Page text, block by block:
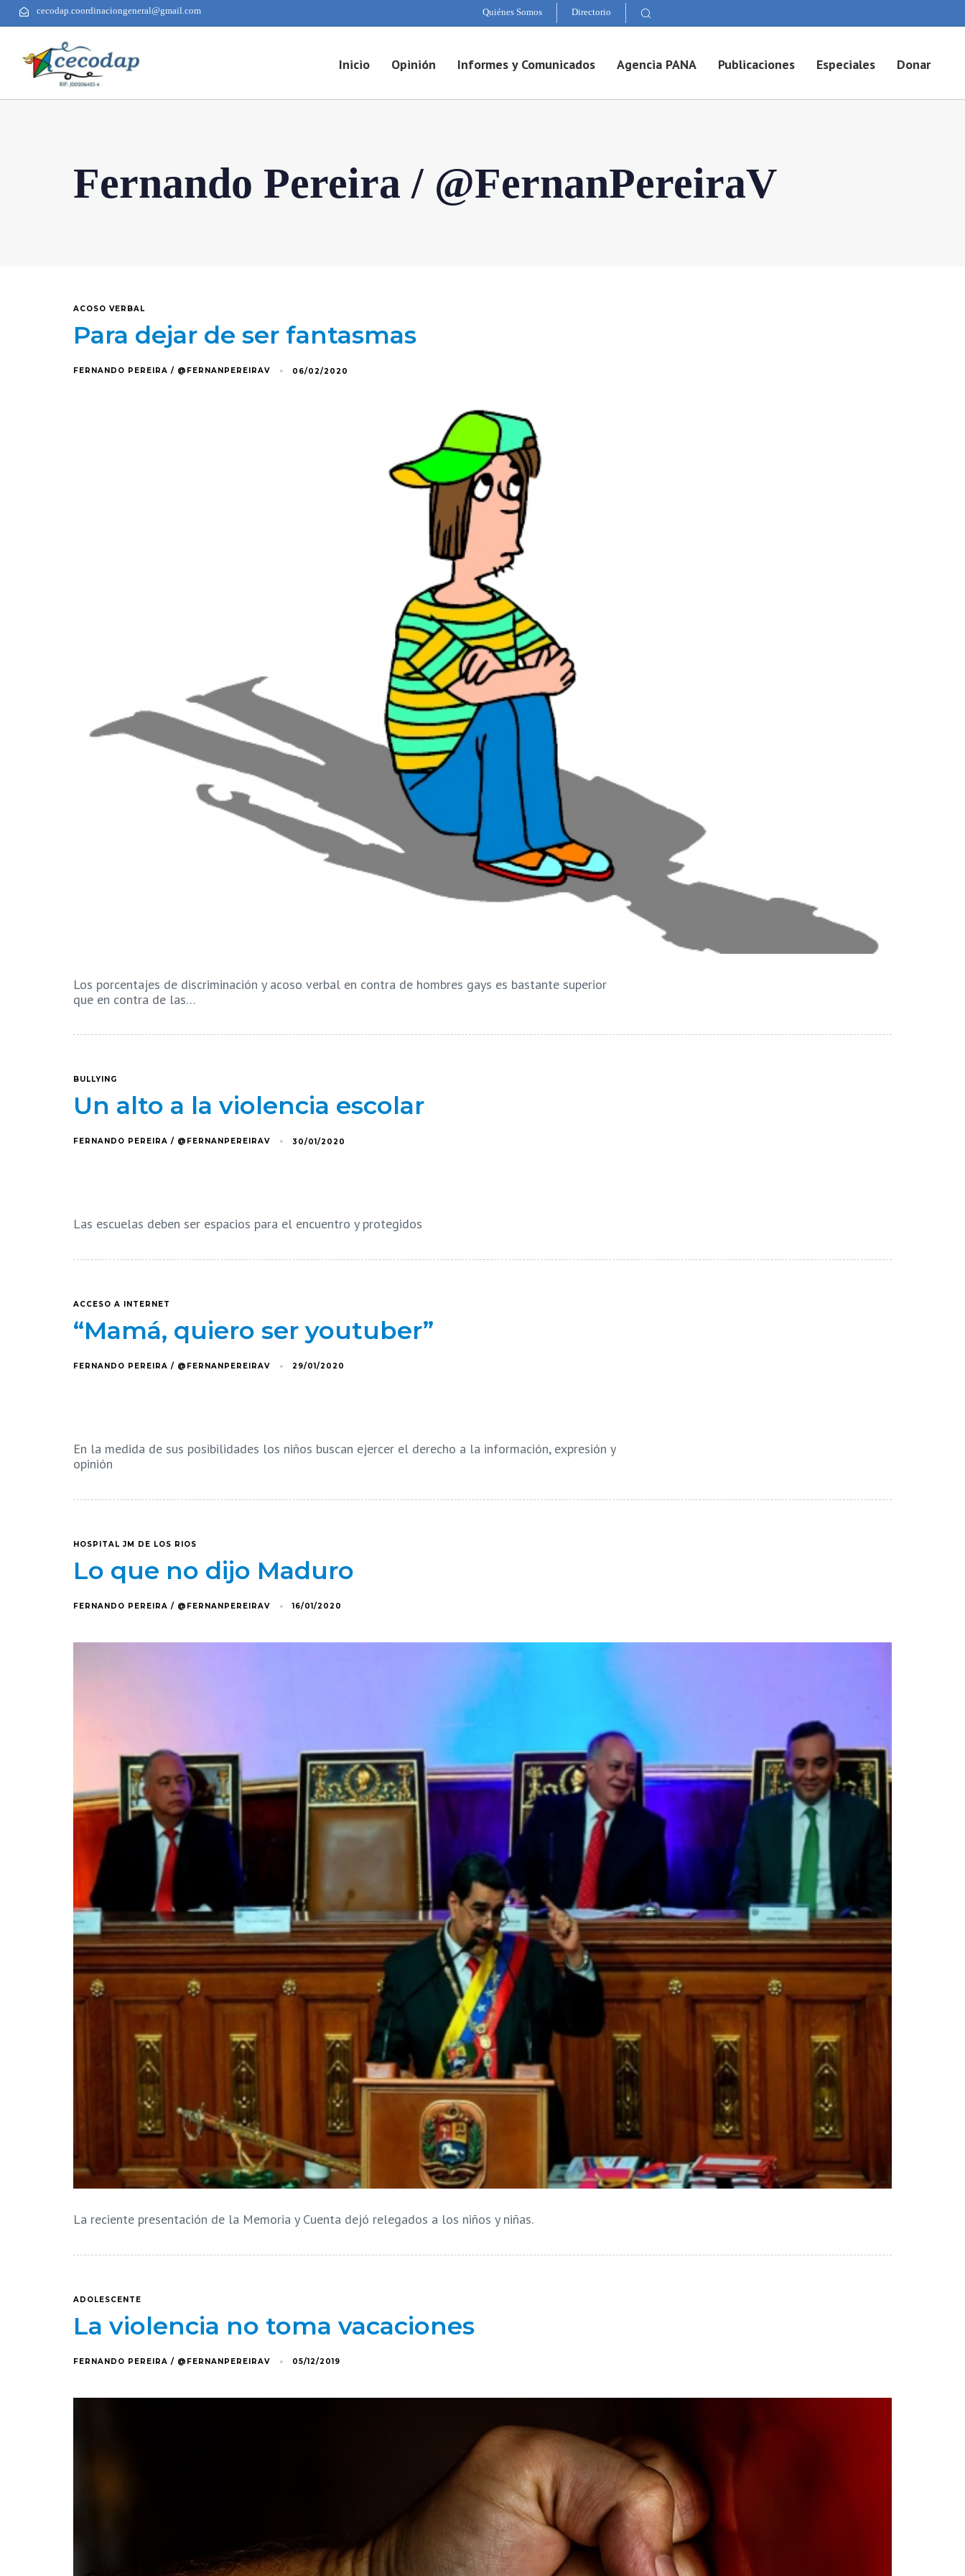
cecodap.coordinaciongeneral@gmail.com Quiénes Somos Directorio
Inicio Opinión Informes y Comunicados Agencia PANA Publicaciones Especiales Donar
Fernando Pereira / @FernanPereiraV
ACOSO VERBAL
Para dejar de ser fantasmas
FERNANDO PEREIRA / @FERNANPEREIRAV 06/02/2020
Los porcentajes de discriminación y acoso verbal en contra de hombres gays es bastante superior
que en contra de las…
BULLYING
Un alto a la violencia escolar
FERNANDO PEREIRA / @FERNANPEREIRAV 30/01/2020
Las escuelas deben ser espacios para el encuentro y protegidos
ACCESO A INTERNET
“Mamá, quiero ser youtuber”
FERNANDO PEREIRA / @FERNANPEREIRAV 29/01/2020
En la medida de sus posibilidades los niños buscan ejercer el derecho a la información, expresión y
opinión
HOSPITAL JM DE LOS RIOS
Lo que no dijo Maduro
FERNANDO PEREIRA / @FERNANPEREIRAV 16/01/2020
La reciente presentación de la Memoria y Cuenta dejó relegados a los niños y niñas.
ADOLESCENTE
La violencia no toma vacaciones
FERNANDO PEREIRA / @FERNANPEREIRAV 05/12/2019